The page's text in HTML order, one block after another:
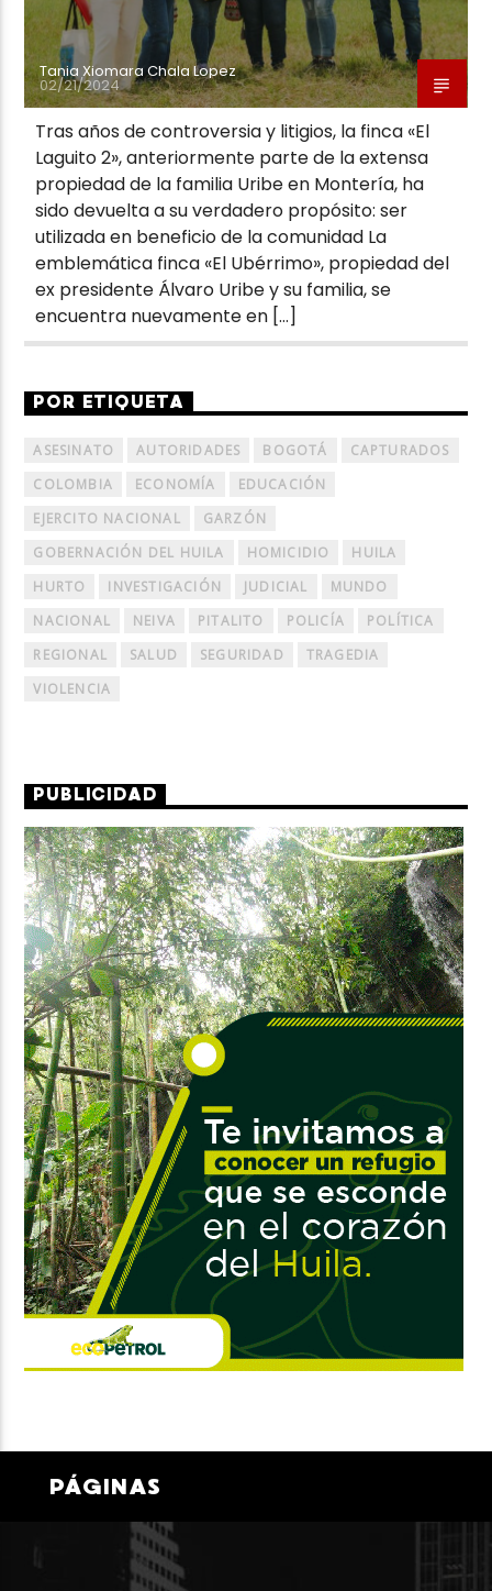
Tania Xiomara Chala Lopez
02/21/2024
Tras años de controversia y litigios, la finca «El
Laguito 2», anteriormente parte de la extensa
propiedad de la familia Uribe en Montería, ha
sido devuelta a su verdadero propósito: ser
utilizada en beneficio de la comunidad La
emblemática finca «El Ubérrimo», propiedad del
ex presidente Álvaro Uribe y su familia, se
encuentra nuevamente en […]
POR ETIQUETA
ASESINATO AUTORIDADES BOGOTÁ
CAPTURADOS
COLOMBIA
ECONOMÍA
EDUCACIÓN
EJERCITO NACIONAL
GARZÓN
GOBERNACIÓN DEL HUILA
HOMICIDIO
HUILA
HURTO
INVESTIGACIÓN JUDICIAL
MUNDO
NACIONAL
NEIVA PITALITO POLICÍA
POLÍTICA
REGIONAL
SALUD SEGURIDAD
TRAGEDIA
VIOLENCIA
PUBLICIDAD
PÁGINAS